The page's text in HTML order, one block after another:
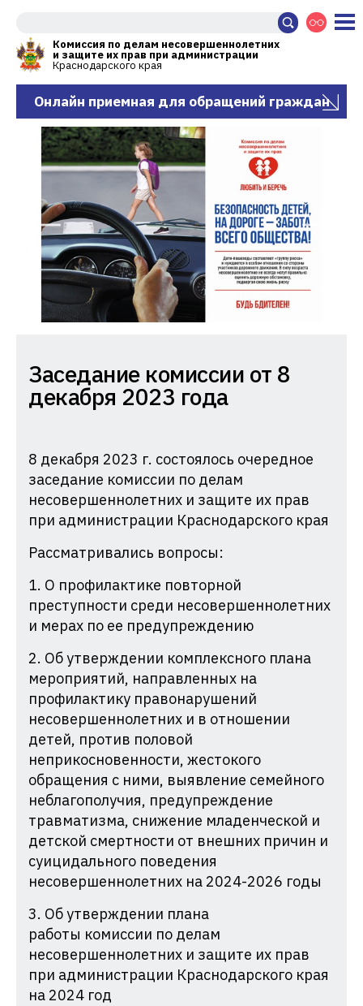
Комиссия по делам несовершеннолетних
и защите их прав при администрации
Краснодарского края
Онлайн приемная для обращений граждан
Комиссия
по
делам
и
защите
их
прав
при
Администрации
Краснодарского
края
Заседание комиссии от 8
декабря 2023 года
8 декабря 2023 г. состоялось очередное
заседание комиссии по делам
несовершеннолетних и защите их прав
при администрации Краснодарского края
Рассматривались вопросы:
1. О профилактике повторной
преступности среди несовершеннолетних
и мерах по ее предупреждению
2. Об утверждении комплексного плана
мероприятий, направленных на
профилактику правонарушений
несовершеннолетних и в отношении
детей, против половой
неприкосновенности, жестокого
обращения с ними, выявление семейного
неблагополучия, предупреждение
травматизма, снижение младенческой и
детской смертности от внешних причин и
суицидального поведения
несовершеннолетних на 2024-2026 годы
3. Об утверждении плана
работы комиссии по делам
несовершеннолетних и защите их прав
при администрации Краснодарского края
на 2024 год